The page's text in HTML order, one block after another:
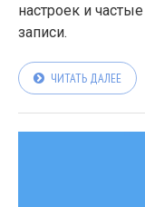
настроек и
записи.
ЧИТАТЬ ДАЛЕЕ